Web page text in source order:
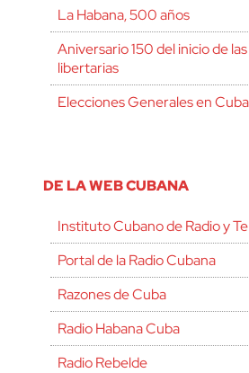
La Habana, 500 años
Aniversario 150 del inicio de
libertarias
Elecciones Generales en Cuba
DE LA WEB CUBANA
Instituto Cubano de Radio y
Portal de la Radio Cubana
Razones de Cuba
Radio Habana Cuba
Radio Rebelde